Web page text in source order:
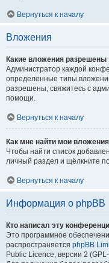
Вернуться к началу
Вложения
Какие вложения разрешены
Администратор каждой
определённые типы
разрешены, свяжитесь с
помощи.
Вернуться к началу
Как мне найти мои
Чтобы найти список
личный раздел и щёлкните
Вернуться к началу
Информация о phpBB
Кто написал эту
Это программное
распространяется phpBB
Public Licence, версии 2